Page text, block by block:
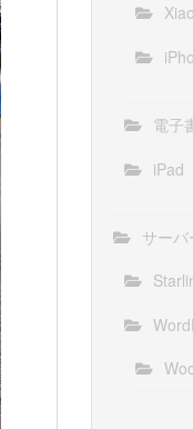
電子
iPad
サー